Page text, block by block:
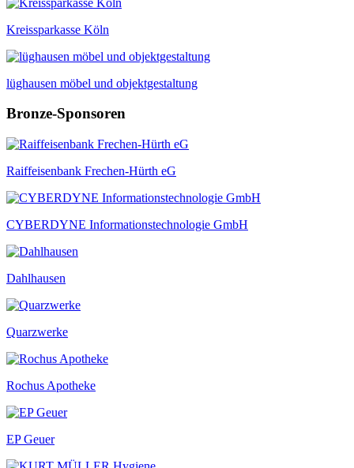
Kreissparkasse Köln
lüghausen möbel und objektgestaltung
Bronze-Sponsoren
Raiffeisenbank Frechen-Hürth eG
CYBERDYNE Informationstechnologie GmbH
Dahlhausen
Quarzwerke
Rochus Apotheke
EP Geuer